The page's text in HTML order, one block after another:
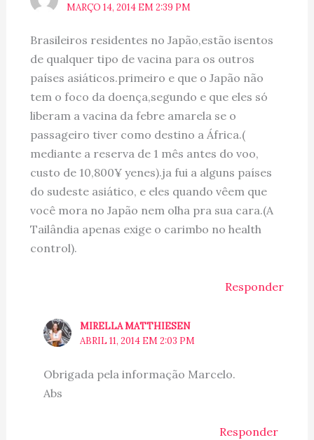
MARÇO 14, 2014 EM 2:39 PM
Brasileiros residentes no Japão,estão isentos
de qualquer tipo de vacina para os outros
países asiáticos.primeiro e que o Japão não
tem o foco da doença,segundo e que eles só
liberam a vacina da febre amarela se o
passageiro tiver como destino a África.(
mediante a reserva de 1 mês antes do voo,
custo de 10,800¥ yenes).ja fui a alguns países
do sudeste asiático, e eles quando vêem que
você mora no Japão nem olha pra sua cara.(A
Tailândia apenas exige o carimbo no health
control).
Responder
MIRELLA MATTHIESEN
ABRIL 11, 2014 EM 2:03 PM
Obrigada pela informação Marcelo.
Abs
Responder